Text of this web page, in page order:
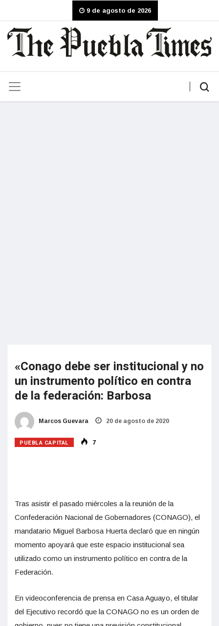
9 de agosto de 2026
«Conago debe ser institucional y no
un instrumento político en contra
de la federación: Barbosa
Marcos Guevara 20 de agosto de 2020
PUEBLA CAPITAL 7
Tras asistir el pasado miércoles a la reunión de la
Confederación Nacional de Gobernadores (CONAGO), el
mandatario Miguel Barbosa Huerta declaró que en ningún
momento apoyará que este espacio institucional sea
utilizado como un instrumento político en contra de la
Federación.
En videoconferencia de prensa en Casa Aguayo, el titular
del Ejecutivo recordó que la CONAGO no es un orden de